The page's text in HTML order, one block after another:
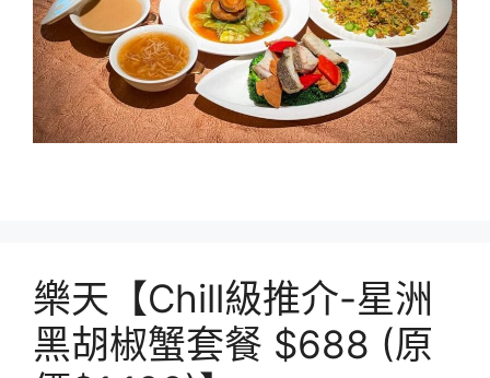
樂天【Chill級推介-星洲
黑胡椒蟹套餐 $688 (原